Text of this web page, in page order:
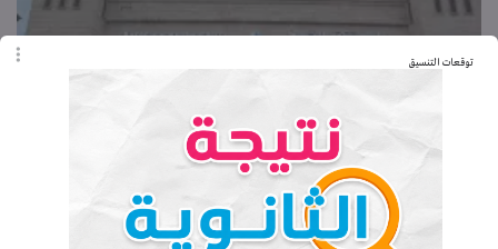
توقعات التنسيق
أحمد العصار رئيسا لاتحاد طلاب جامعة كفر الشيخ